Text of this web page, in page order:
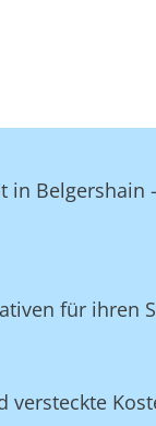
in Belgershain
für ihren